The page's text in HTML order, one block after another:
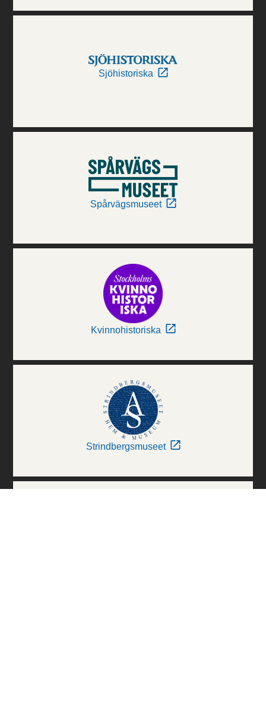
Sjöhistoriska
Spårvägsmuseet
Kvinnohistoriska
Strindbergsmuseet